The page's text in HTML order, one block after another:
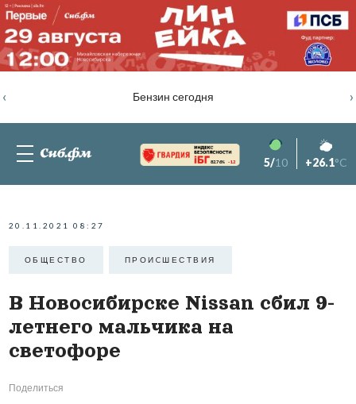
Бензин сегодня
‹ ›
82.76% -1.2 5/10 +26.1°C
20.11.2021 08:27
ОБЩЕСТВО ПРОИCШЕСТВИЯ
В Новосибирске Nissan сбил 9-
летнего мальчика на
светофоре
Поделиться